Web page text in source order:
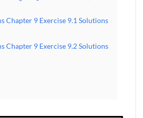
Chapter 9 Exercise 9.1 Solutions
Chapter 9 Exercise 9.2 Solutions